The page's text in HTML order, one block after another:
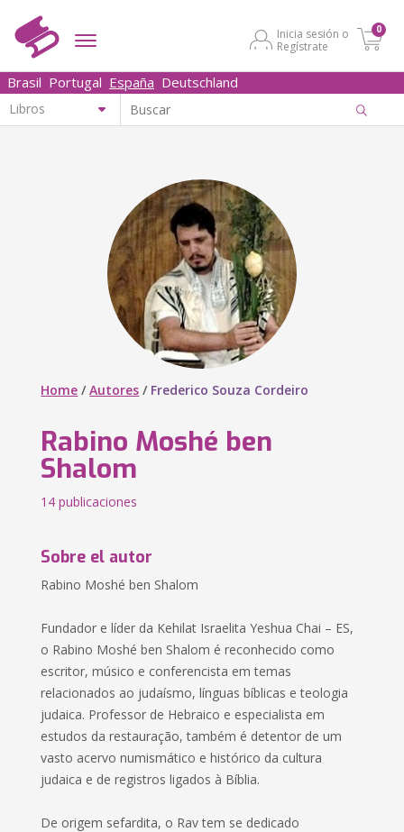
Inicia sesión o
Regístrate
0
Brasil Portugal España Deutschland
Home /Autores / Frederico Souza Cordeiro
Rabino Moshé ben
Shalom
14 publicaciones
Sobre el autor
Rabino Moshé ben Shalom
Fundador e líder da Kehilat Israelita Yeshua Chai – ES,
o Rabino Moshé ben Shalom é reconhecido como
escritor, músico e conferencista em temas
relacionados ao judaísmo, línguas bíblicas e teologia
judaica. Professor de Hebraico e especialista em
estudos da restauração, também é detentor de um
vasto acervo numismático e histórico da cultura
judaica e de registros ligados à Bíblia.
De origem sefardita, o Rav tem se dedicado